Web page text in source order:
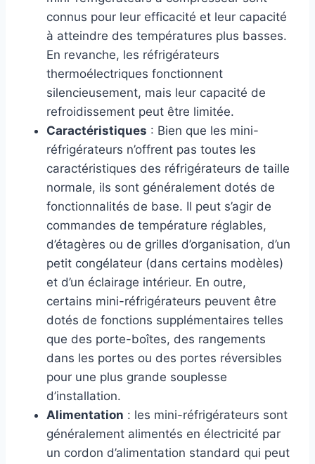
connus pour leur efficacité et leur capacité
à atteindre des températures plus basses.
En revanche, les réfrigérateurs
thermoélectriques fonctionnent
silencieusement, mais leur capacité de
refroidissement peut être limitée.
Caractéristiques : Bien que les mini-
réfrigérateurs n’offrent pas toutes les
caractéristiques des réfrigérateurs de taille
normale, ils sont généralement dotés de
fonctionnalités de base. Il peut s’agir de
commandes de température réglables,
d’étagères ou de grilles d’organisation, d’un
petit congélateur (dans certains modèles)
et d’un éclairage intérieur. En outre,
certains mini-réfrigérateurs peuvent être
dotés de fonctions supplémentaires telles
que des porte-boîtes, des rangements
dans les portes ou des portes réversibles
pour une plus grande souplesse
d’installation.
Alimentation : les mini-réfrigérateurs sont
généralement alimentés en électricité par
un cordon d’alimentation standard qui peut